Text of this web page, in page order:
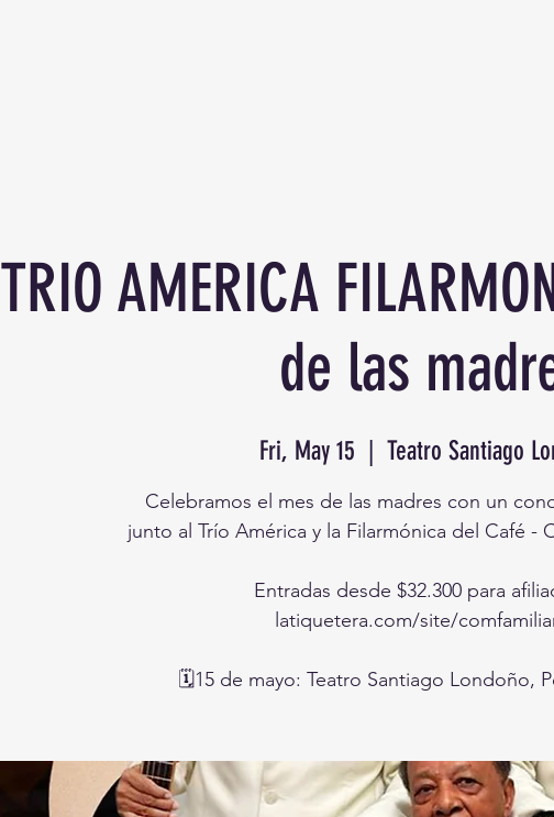
TRIO AMERICA
de las
Fri, May 15 Teatro Santiago
Celebramos el mes de las madres con un
junto al Trío América y la Filarmónica del Café -
Entradas desde $32.300 para
latiquetera.com/site/
🗓️15 de mayo: Teatro Santiago Londoño,